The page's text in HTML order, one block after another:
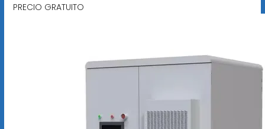
PRECIO GRATUITO